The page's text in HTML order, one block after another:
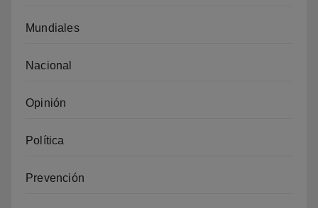
Mundiales
Nacional
Opinión
Política
Prevención